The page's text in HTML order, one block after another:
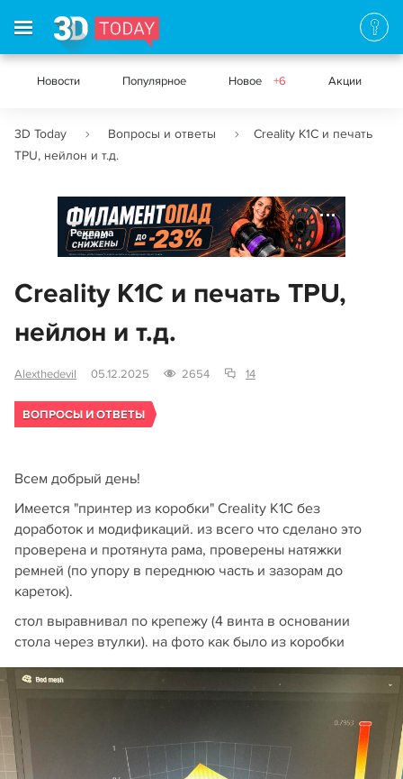
Новости Популярное Новое +6 Акции
3D Today Вопросы и ответы
Creality K1C и печать
TPU, нейлон и т.д.
Реклама
Creality K1C и печать TPU,
нейлон и т.д.
Alexthedevil 05.12.2025 2654 14
ВОПРОСЫ И ОТВЕТЫ
Всем добрый день!
Имеется "принтер из коробки" Creality K1C без
доработок и модификаций. из всего что сделано это
проверена и протянута рама, проверены натяжки
ремней (по упору в переднюю часть и зазорам до
кареток).
стол выравнивал по крепежу (4 винта в основании
стола через втулки). на фото как было из коробки